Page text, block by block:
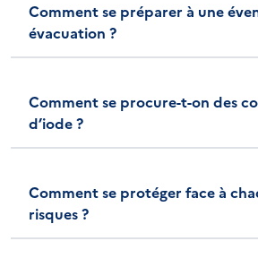
Comment se préparer à une
évacuation ?
Comment se procure-t-on des
d’iode ?
Comment se protéger face à
risques ?